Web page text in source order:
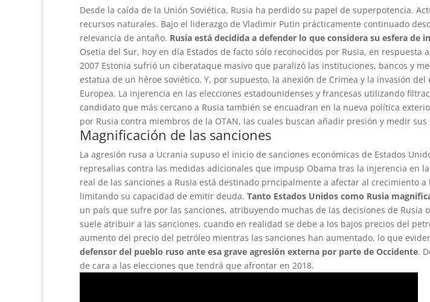
Desde la caída de la Unión Soviética, Rusia ha perdido su papel de superpotencia.
recursos naturales. Bajo el liderazgo de Vladimir Putin prácticamente continuado
relevancia de antaño. Rusia está decidida a defender lo que considera su esfera de
Osetia del Sur, hoy en día Estados de facto sólo reconocidos por Rusia, en
2007 Estonia sufrió un ciberataque masivo que paralizó las instituciones, bancos y
estatua de un héroe soviético. Y, por supuesto, la anexión de Crimea y la invasión
Europea. La injerencia en las elecciones estadounidenses y francesas utilizando
candidato que más cercano a Rusia también se encuadran en la nueva política
por Rusia contra miembros de la OTAN, las cuales buscan añadir presión y medir
Magnificación de las sanciones
La agresión rusa a Ucrania supuso el inicio de sanciones económicas de Estados
represalias contra las medidas adicionales que impusp Obama tras la injerencia en
real de las sanciones a Rusia está destinado prncipalmente a afectar al crecimiento
limitando su capacidad de emitir deuda. Tanto Estados Unidos como Rusia
un país que sufre por las sanciones, atribuyendo muchas de las decisiones de Rusia
suele atribuir a las sanciones, cuando en realidad se debe a los bajos precios del
aumento del precio del petróleo mientras las sanciones han aumentado, lo que
defensor del pueblo ruso ante esa grave agresión externa por parte de Occidente.
de cara a las elecciones que tendrá que afrontar en 2018.